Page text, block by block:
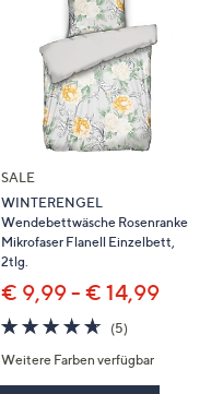
SALE
WINTERENGEL
Wendebettwäsche Rosenranke
Mikrofaser Flanell Einzelbett,
2tlg.
€ 9,99 - € 14,99
4.6
von
5
(5)5
Weitere Farben verfügbar